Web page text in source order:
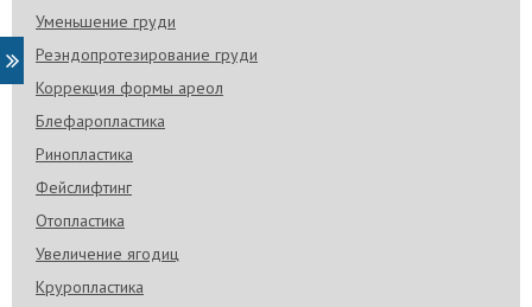
Уменьшение груди
Реэндопротезирование груди
Коррекция формы ареол
Блефаропластика
Ринопластика
Фейслифтинг
Отопластика
Увеличение ягодиц
Круропластика